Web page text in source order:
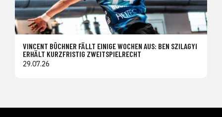
VINCENT BÜCHNER FÄLLT EINIGE WOCHEN AUS: BEN SZILAGYI
ERHÄLT KURZFRISTIG ZWEITSPIELRECHT
29.07.26